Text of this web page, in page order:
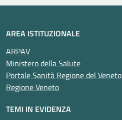
AREA ISTITUZIONALE
ARPAV
Ministero della Salute
Portale Sanità Regione del Veneto
Regione Veneto
TEMI IN EVIDENZA